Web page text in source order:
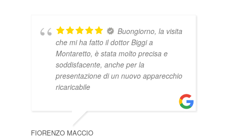
Buongiorno, la visita
che mi ha fatto il dottor Biggi a
Montaretto, è stata molto precisa e
soddisfacente, anche per la
presentazione di un nuovo apparecchio
ricaricabile
FIORENZO MACCIO